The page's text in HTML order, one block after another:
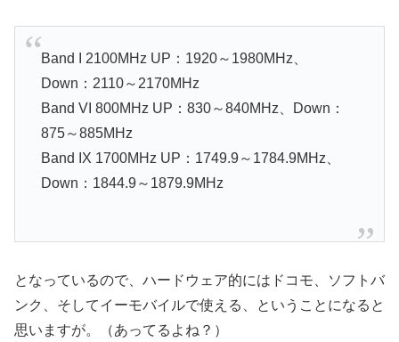
Band I 2100MHz UP：1920～1980MHz、
Down：2110～2170MHz
Band VI 800MHz UP：830～840MHz、Down：
875～885MHz
Band IX 1700MHz UP：1749.9～1784.9MHz、
Down：1844.9～1879.9MHz
となっているので、ハードウェア的にはドコモ、ソフトバ
ンク、そしてイーモバイルで使える、ということになると
思いますが。（あってるよね？）